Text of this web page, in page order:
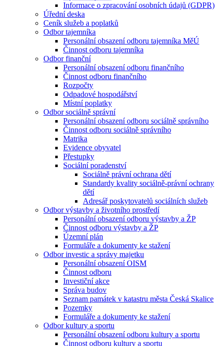
Informace o zpracování osobních údajů (GDPR)
Úřední deska
Ceník služeb a poplatků
Odbor tajemníka
Personální obsazení odboru tajemníka MěÚ
Činnost odboru tajemníka
Odbor finanční
Personální obsazení odboru finančního
Činnost odboru finančního
Rozpočty
Odpadové hospodářství
Místní poplatky
Odbor sociálně správní
Personální obsazení odboru sociálně správního
Činnost odboru sociálně správního
Matrika
Evidence obyvatel
Přestupky
Sociální poradenství
Sociálně právní ochrana dětí
Standardy kvality sociálně-právní ochrany
dětí
Adresář poskytovatelů sociálních služeb
Odbor výstavby a životního prostředí
Personální obsazení odboru výstavby a ŽP
Činnost odboru výstavby a ŽP
Územní plán
Formuláře a dokumenty ke stažení
Odbor investic a správy majetku
Personální obsazení OISM
Činnost odboru
Investiční akce
Správa budov
Seznam památek v katastru města Česká Skalice
Pozemky
Formuláře a dokumenty ke stažení
Odbor kultury a sportu
Personální obsazení odboru kultury a sportu
Činnost odboru kultury a sportu